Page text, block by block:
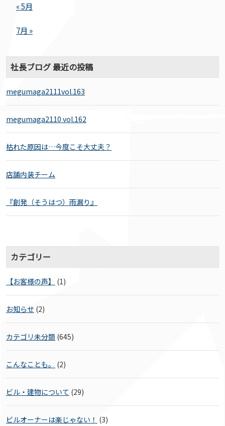
« 5月
7月 »
社長ブログ 最近の投稿
megumaga2111vol.163
megumaga2110 vol.162
枯れた原因は…今度こそ大丈夫？
店舗内装チーム
『創発（そうはつ）雨漏り』
カテゴリー
【お客様の声】 (1)
お知らせ (2)
カテゴリ未分類 (645)
こんなことも。 (2)
ビル・建物について (29)
ビルオーナーは楽じゃない！ (3)